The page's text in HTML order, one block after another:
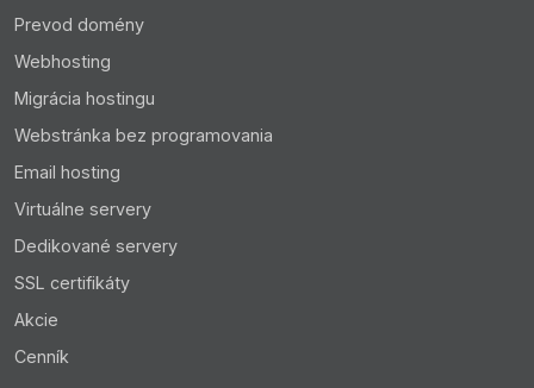
Prevod domény
Webhosting
Migrácia hostingu
Webstránka bez programovania
Email hosting
Virtuálne servery
Dedikované servery
SSL certifikáty
Akcie
Cenník